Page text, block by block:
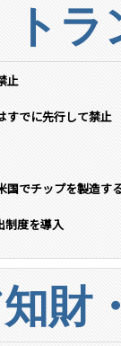
ト
止
すでに先行して禁止
国でチップを製造す
制度を導入
財